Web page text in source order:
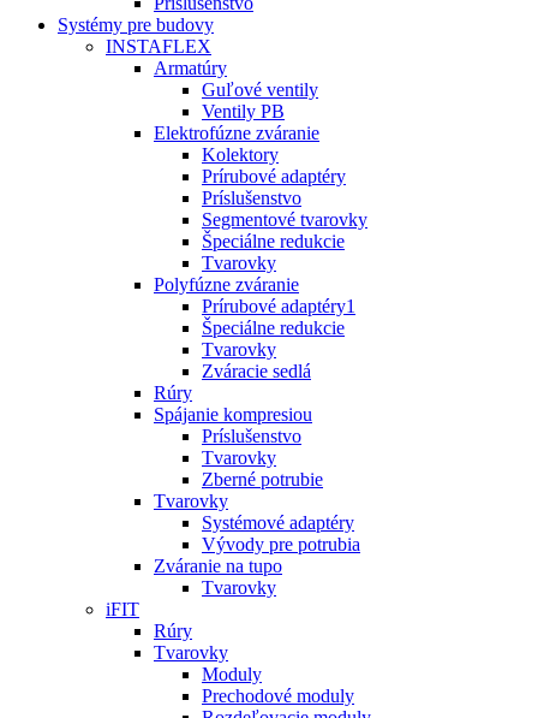
Systémy pre budovy
INSTAFLEX
Armatúry
Guľové ventily
Ventily PB
Elektrofúzne zváranie
Kolektory
Prírubové adaptéry
Príslušenstvo
Segmentové tvarovky
Špeciálne redukcie
Tvarovky
Polyfúzne zváranie
Prírubové adaptéry1
Špeciálne redukcie
Tvarovky
Zváracie sedlá
Rúry
Spájanie kompresiou
Príslušenstvo
Tvarovky
Zberné potrubie
Tvarovky
Systémové adaptéry
Vývody pre potrubia
Zváranie na tupo
Tvarovky
iFIT
Rúry
Tvarovky
Moduly
Prechodové moduly